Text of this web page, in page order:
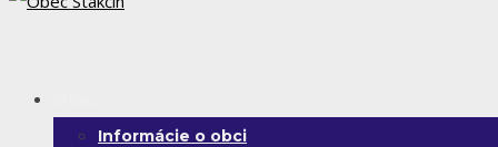
Informácie o obci